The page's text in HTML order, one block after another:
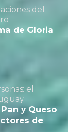
del
de Gloria
el
y Queso
de